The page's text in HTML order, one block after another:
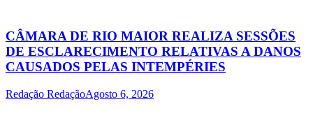
CÂMARA DE RIO MAIOR REALIZA SESSÕES
DE ESCLARECIMENTO RELATIVAS A DANOS
CAUSADOS PELAS INTEMPÉRIES
Redação RedaçãoAgosto 6, 2026